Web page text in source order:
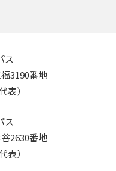
ス
3190番地
表）
ス
2630番地
表）